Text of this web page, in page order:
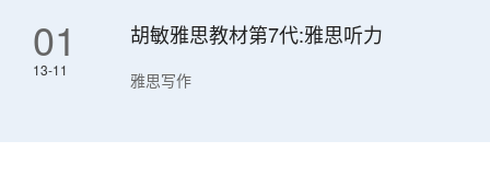
01
13-11
胡敏雅思教材第7代:雅思听力
雅思写作